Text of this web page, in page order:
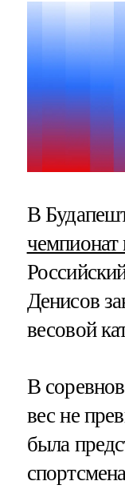
В
Денисов
весовой
В
вес не
была